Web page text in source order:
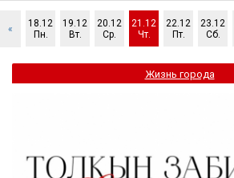
«
18.12
Пн.
19.12
Вт.
20.12
Ср.
21.12
Чт.
22.12
Пт.
23.12
Сб.
Жизнь города